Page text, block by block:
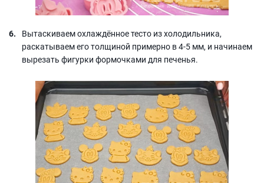
Вытаскиваем охлаждённое тесто из холодильника,
раскатываем его толщиной примерно в 4-5 мм, и начинаем
вырезать фигурки формочками для печенья.